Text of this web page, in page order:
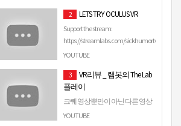
the channel out u can donate thru
this link: https://streamla…
2 LETS TRY OCULUS VR
Support the stream:
https://streamlabs.com/sickhumortv
*New* Channels Playstation Nation
YOUTUBE
3
VR리뷰 _ 램봇의 The Lab
플레이
크퀘 영상뿐만이 아닌 다른 영상
들도 재밌게 봐주셨으면 좋겠네
YOUTUBE